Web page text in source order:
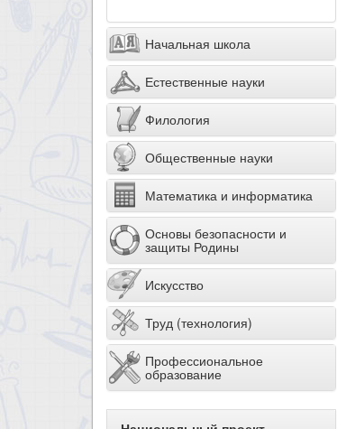
Начальная школа
Естественные науки
Филология
Общественные науки
Математика и информатика
Основы безопасности и
защиты Родины
Искусство
Труд (технология)
Профессиональное
образование